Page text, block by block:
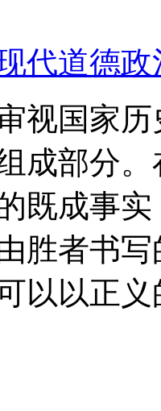
代道德政
视国家
成部分
既成事
胜者书
以以正